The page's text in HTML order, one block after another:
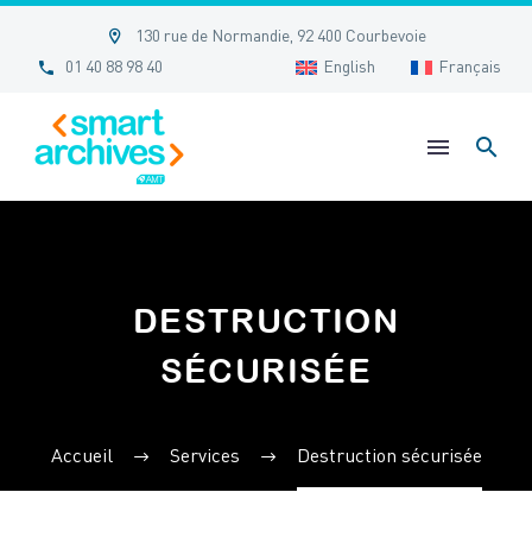

 130 rue de Normandie, 92 400 Courbevoie

 01 40 88 98 40 English Français
DESTRUCTION
SÉCURISÉE
Accueil Services Destruction sécurisée